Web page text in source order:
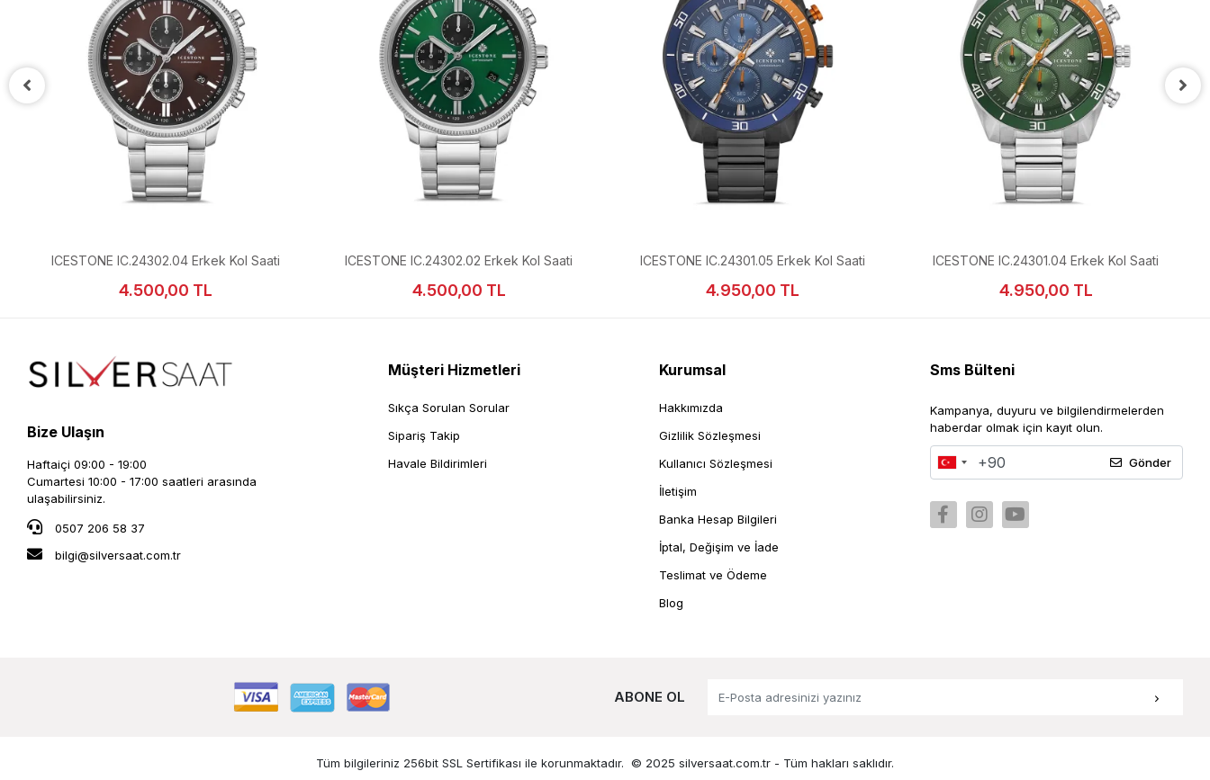
ICESTONE IC.24302.04 Erkek Kol Saati
4.500,00 TL
ICESTONE IC.24302.02 Erkek Kol Saati
4.500,00 TL
ICESTONE IC.24301.05 Erkek Kol Saati
4.950,00 TL
ICESTONE IC.24301.04 Erkek Kol Saati
4.950,00 TL
Bize Ulaşın
Haftaiçi 09:00 - 19:00
Cumartesi 10:00 - 17:00 saatleri arasında
ulaşabilirsiniz.
0507 206 58 37
bilgi@silversaat.com.tr
Müşteri Hizmetleri
Sıkça Sorulan Sorular
Sipariş Takip
Havale Bildirimleri
Kurumsal
Hakkımızda
Gizlilik Sözleşmesi
Kullanıcı Sözleşmesi
İletişim
Banka Hesap Bilgileri
İptal, Değişim ve İade
Teslimat ve Ödeme
Blog
Sms Bülteni
Kampanya, duyuru ve bilgilendirmelerden
haberdar olmak için kayıt olun.
Gönder
ABONE OL
Tüm bilgileriniz 256bit SSL Sertifikası ile korunmaktadır. © 2025 silversaat.com.tr - Tüm hakları saklıdır.